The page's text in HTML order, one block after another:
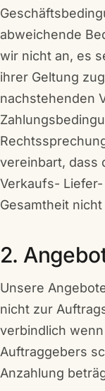
abweichende
wir nicht an, es
ihrer Geltung
nachstehenden
vereinbart, dass
Verkaufs-
Gesamtheit
2.
Unsere
nicht zur
verbindlich
Auftraggebers
Anzahlung